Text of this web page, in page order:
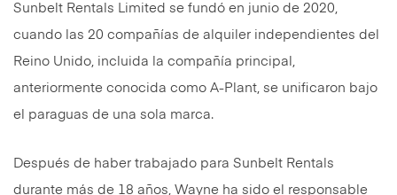
Sunbelt Rentals Limited se fundó en junio de 2020,
cuando las 20 compañías de alquiler independientes del
Reino Unido, incluida la compañía principal,
anteriormente conocida como A-Plant, se unificaron bajo
el paraguas de una sola marca.
Después de haber trabajado para Sunbelt Rentals
durante más de 18 años, Wayne ha sido el responsable